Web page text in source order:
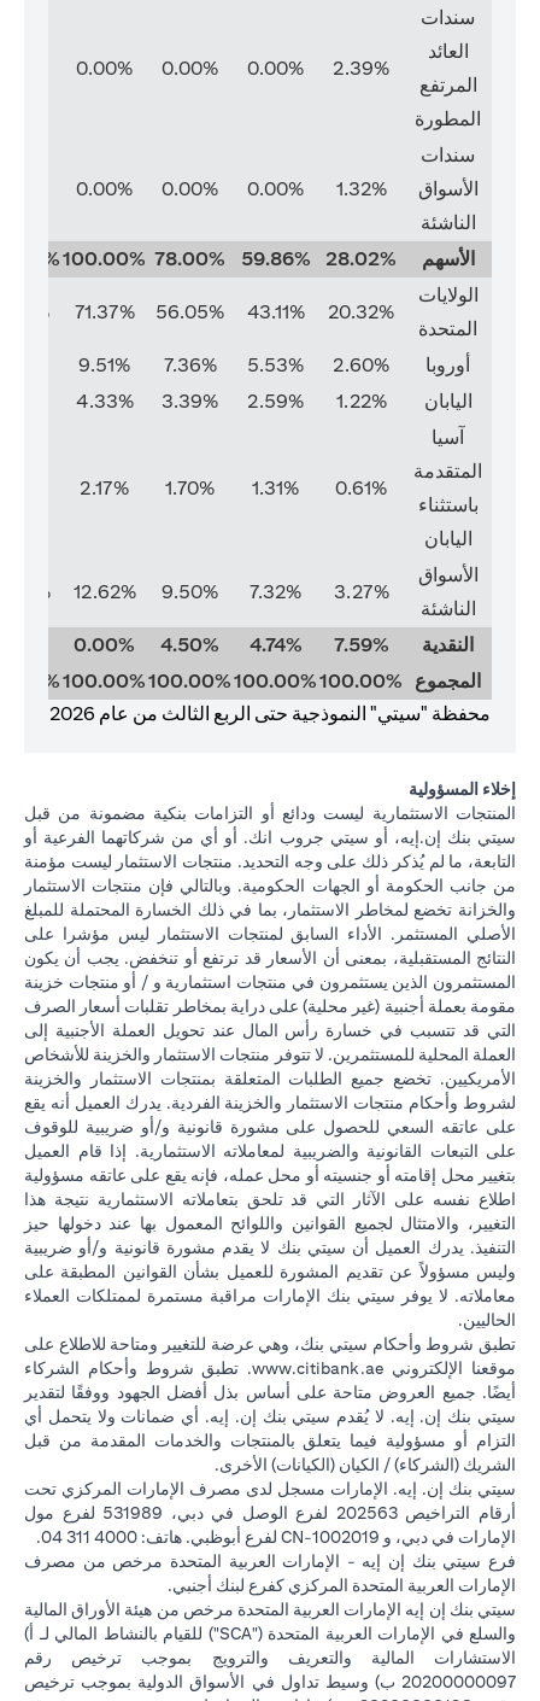
سندات
العائد
المرتفع
المطورة
2.39%
0.00%
0.00%
0.00%
سندات
الأسواق
الناشئة
1.32%
0.00%
0.00%
0.00%
الأسهم 28.02%
59.86%
78.00%
100.00%
الولايات
المتحدة
20.32%
43.11%
56.05%
71.37%
أوروبا 2.60%
5.53%
7.36%
9.51%
اليابان
1.22%
2.59%
3.39%
4.33%
آسيا
المتقدمة
باستثناء
اليابان
0.61%
1.31%
1.70%
2.17%
الأسواق
الناشئة
3.27%
7.32%
9.50%
12.62%
النقدية 7.59%
4.74%
4.50%
0.00%
المجموع
100.00%
100.00%
100.00%
100.00%
محفظة "سيتي" النموذجية حتى الربع الثالث من عام 2026
إخلاء المسؤولية
المنتجات الاستثمارية ليست ودائع أو التزامات بنكية مضمونة من قبل
سيتي بنك إن.إيه، أو سيتي جروب انك. أو أي من شركاتهما الفرعية أو
التابعة، ما لم يُذكر ذلك على وجه التحديد. منتجات الاستثمار ليست مؤمنة
من جانب الحكومة أو الجهات الحكومية. وبالتالي فإن منتجات الاستثمار
والخزانة تخضع لمخاطر الاستثمار، بما في ذلك الخسارة المحتملة للمبلغ
الأصلي المستثمر. الأداء السابق لمنتجات الاستثمار ليس مؤشرا على
النتائج المستقبلية، بمعنى أن الأسعار قد ترتفع أو تنخفض. يجب أن يكون
المستثمرون الذين يستثمرون في منتجات استثمارية و / أو منتجات خزينة
مقومة بعملة أجنبية (غير محلية) على دراية بمخاطر تقلبات أسعار الصرف
التي قد تتسبب في خسارة رأس المال عند تحويل العملة الأجنبية إلى
العملة المحلية للمستثمرين. لا تتوفر منتجات الاستثمار والخزينة للأشخاص
الأمريكيين. تخضع جميع الطلبات المتعلقة بمنتجات الاستثمار والخزينة
لشروط وأحكام منتجات الاستثمار والخزينة الفردية. يدرك العميل أنه يقع
على عاتقه السعي للحصول على مشورة قانونية و/أو ضريبية للوقوف
على التبعات القانونية والضريبية لمعاملاته الاستثمارية. إذا قام العميل
بتغيير محل إقامته أو جنسيته أو محل عمله، فإنه يقع على عاتقه مسؤولية
اطلاع نفسه على الآثار التي قد تلحق بتعاملاته الاستثمارية نتيجة هذا
التغيير، والامتثال لجميع القوانين واللوائح المعمول بها عند دخولها حيز
التنفيذ. يدرك العميل أن سيتي بنك لا يقدم مشورة قانونية و/أو ضريبية
وليس مسؤولاً عن تقديم المشورة للعميل بشأن القوانين المطبقة على
معاملاته. لا يوفر سيتي بنك الإمارات مراقبة مستمرة لممتلكات العملاء
الحاليين.
تطبق شروط وأحكام سيتي بنك، وهي عرضة للتغيير ومتاحة للاطلاع على
موقعنا الإلكتروني www.citibank.ae
(opens in a new tab). تطبق شروط وأحكام الشركاء
أيضًا. جميع العروض متاحة على أساس بذل أفضل الجهود ووفقًا لتقدير
سيتي بنك إن. إيه. لا يُقدم سيتي بنك إن. إيه. أي ضمانات ولا يتحمل أي
التزام أو مسؤولية فيما يتعلق بالمنتجات والخدمات المقدمة من قبل
الشريك (الشركاء) / الكيان (الكيانات) الأخرى.
سيتي بنك إن. إيه. الإمارات مسجل لدى مصرف الإمارات المركزي تحت
أرقام التراخيص 202563 لفرع الوصل في دبي، 531989 لفرع مول
الإمارات في دبي، و CN-1002019 لفرع أبوظبي. هاتف: 4000 311 04.
فرع سيتي بنك إن إيه - الإمارات العربية المتحدة مرخص من مصرف
الإمارات العربية المتحدة المركزي كفرع لبنك أجنبي.
سيتي بنك إن إيه الإمارات العربية المتحدة مرخص من هيئة الأوراق المالية
والسلع في الإمارات العربية المتحدة ("SCA") للقيام بالنشاط المالي لـ أ)
الاستشارات المالية والتعريف والترويج بموجب ترخيص رقم
20200000097 ب) وسيط تداول في الأسواق الدولية بموجب ترخيص